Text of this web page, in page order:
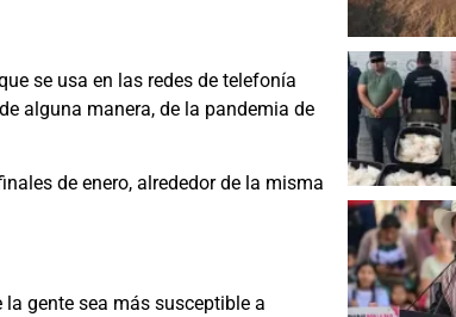
se usa en las redes de telefonía
alguna manera, de la pandemia de
de enero, alrededor de la misma
la gente sea más susceptible a